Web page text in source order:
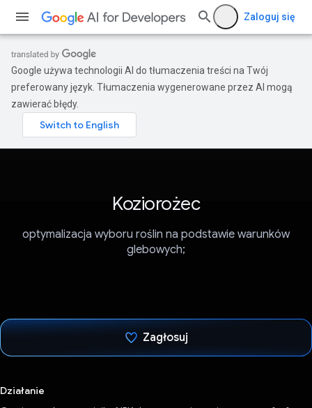
Zaloguj się
Google używa technologii AI do tłumaczenia treści na Twój
preferowany język. Tłumaczenia wygenerowane przez AI mogą
zawierać błędy.
Koziorożec
optymalizacja wyboru roślin na podstawie warunków
glebowych;
Zagłosuj
Działanie